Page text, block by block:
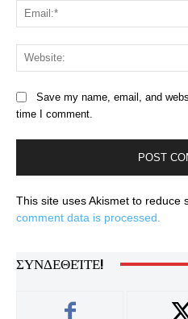
Save my name, email, and
time I comment.
This site uses Akismet to reduce
comment data is processed.
ΣΥΝΔΕΘΕΊΤΕ!